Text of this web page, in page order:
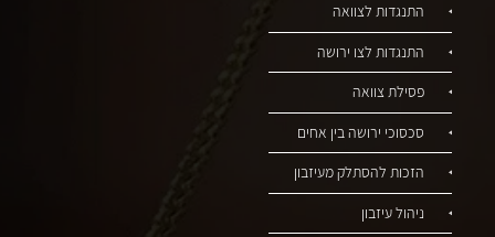
התנגדות לצוואה
התנגדות לצו ירושה
פסילת צוואה
סכסוכי ירושה בין אחים
הזכות להסתלק מעיזבון
ניהול עיזבון